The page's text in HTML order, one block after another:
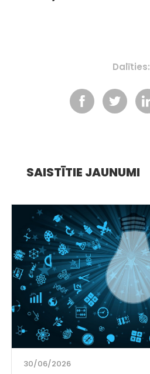
Dalīties:
SAISTĪTIE JAUNUMI
30/06/2026